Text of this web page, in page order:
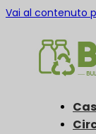
Vai al contenuto